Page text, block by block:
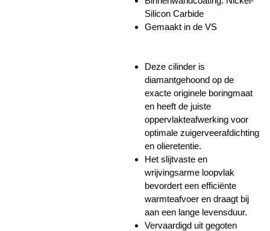
Silicon Carbide
Gemaakt in de VS
Deze cilinder is
diamantgehoond op de
exacte originele boringmaat
en heeft de juiste
oppervlakteafwerking voor
optimale zuigerveerafdichting
en olieretentie.
Het slijtvaste en
wrijvingsarme loopvlak
bevordert een efficiënte
warmteafvoer en draagt bij
aan een lange levensduur.
Vervaardigd uit gegoten